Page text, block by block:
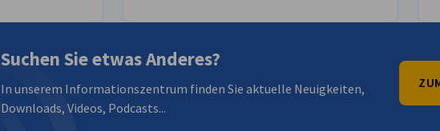
Suchen Sie etwas Anderes?
In unserem Informationszentrum finden Sie aktuelle Neuigkeiten,
Downloads, Videos, Podcasts...